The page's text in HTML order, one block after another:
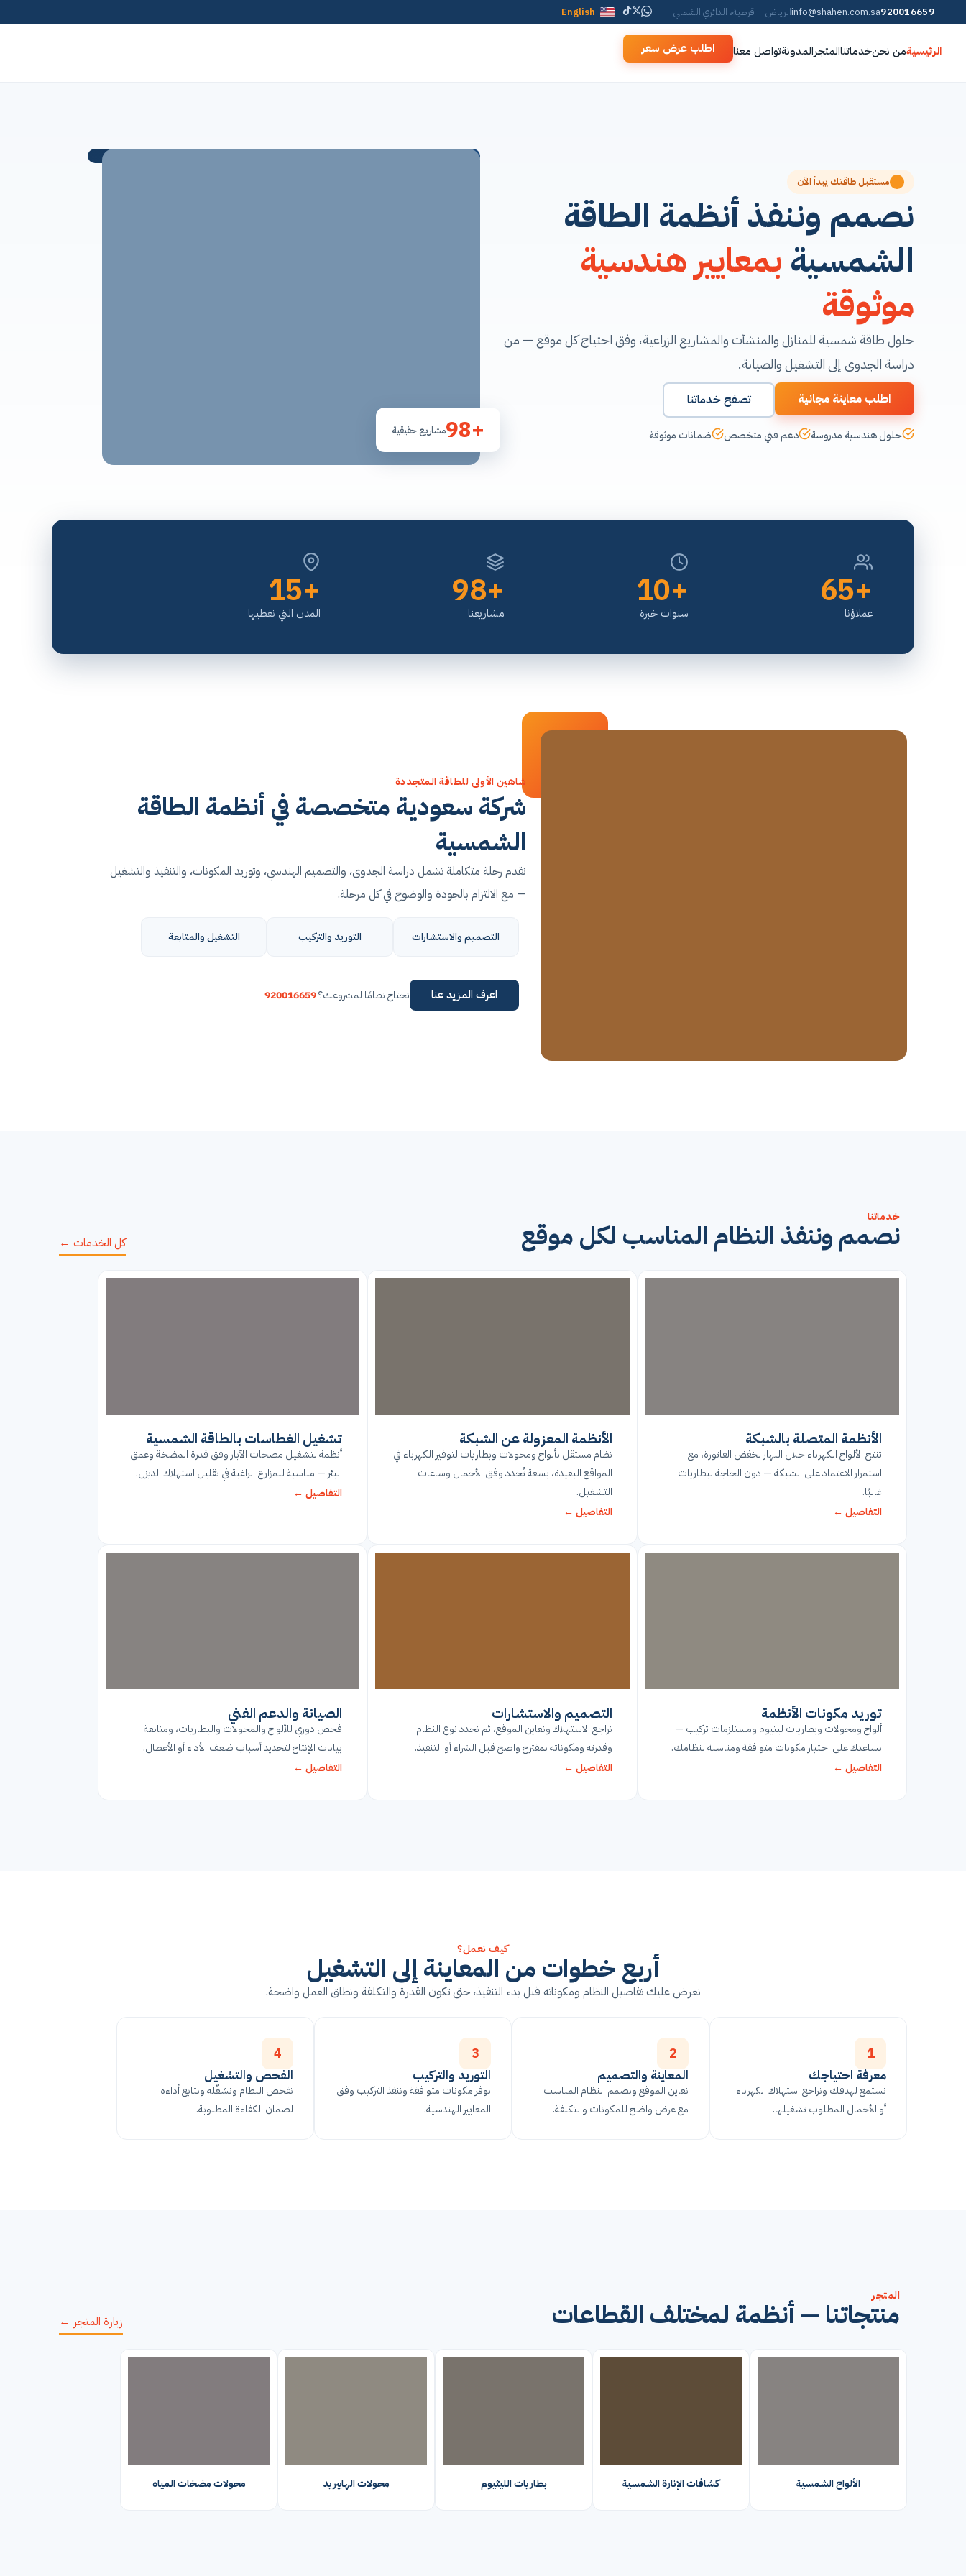
920016659
info@shahen.com.saالرياض – قرطبة، الدائري الشمالي English
الرئيسيةمن نحنخدماتناالمتجرالمدونةتواصل معنا اطلب عرض سعر
مستقبل طاقتك يبدأ الآن
نصمم وننفذ أنظمة الطاقة
الشمسية بمعايير هندسية
موثوقة
حلول طاقة شمسية للمنازل والمنشآت والمشاريع الزراعية، وفق احتياج كل موقع — من
دراسة الجدوى إلى التشغيل والصيانة.
اطلب معاينة مجانية تصفح خدماتنا
حلول هندسية مدروسة دعم فني متخصص ضمانات موثوقة +98 مشاريع حقيقية
+65
عملاؤنا
+10
سنوات خبرة
+98
مشاريعنا
+15
المدن التي نغطيها
شاهين الأولى للطاقة المتجددة
شركة سعودية متخصصة في أنظمة الطاقة
الشمسية
نقدم رحلة متكاملة تشمل دراسة الجدوى، والتصميم الهندسي، وتوريد المكونات، والتنفيذ والتشغيل
— مع الالتزام بالجودة والوضوح في كل مرحلة.
التصميم والاستشارات التوريد والتركيب التشغيل والمتابعة
اعرف المزيد عنا تحتاج نظامًا لمشروعك؟920016659
خدماتنا
نصمم وننفذ النظام المناسب لكل موقع كل الخدمات ←
الأنظمة المتصلة بالشبكة
تنتج الألواح الكهرباء خلال النهار لخفض الفاتورة، مع
استمرار الاعتماد على الشبكة — دون الحاجة لبطاريات
غالبًا.
التفاصيل ←
الأنظمة المعزولة عن الشبكة
نظام مستقل بألواح ومحولات وبطاريات لتوفير الكهرباء في
المواقع البعيدة، بسعة تُحدد وفق الأحمال وساعات
التشغيل.
التفاصيل ←
تشغيل الغطاسات بالطاقة الشمسية
أنظمة لتشغيل مضخات الآبار وفق قدرة المضخة وعمق
البئر — مناسبة للمزارع الراغبة في تقليل استهلاك الديزل.
التفاصيل ←
توريد مكونات الأنظمة
ألواح ومحولات وبطاريات ليثيوم ومستلزمات تركيب —
نساعدك على اختيار مكونات متوافقة ومناسبة لنظامك.
التفاصيل ←
التصميم والاستشارات
نراجع الاستهلاك ونعاين الموقع، ثم نحدد نوع النظام
وقدرته ومكوناته بمقترح واضح قبل الشراء أو التنفيذ.
التفاصيل ←
الصيانة والدعم الفني
فحص دوري للألواح والمحولات والبطاريات، ومتابعة
بيانات الإنتاج لتحديد أسباب ضعف الأداء أو الأعطال.
التفاصيل ←
كيف نعمل؟
أربع خطوات من المعاينة إلى التشغيل
نعرض عليك تفاصيل النظام ومكوناته قبل بدء التنفيذ، حتى تكون القدرة والتكلفة ونطاق العمل واضحة.
1
معرفة احتياجك
نستمع لهدفك ونراجع استهلاك الكهرباء
أو الأحمال المطلوب تشغيلها.
2
المعاينة والتصميم
نعاين الموقع ونصمم النظام المناسب
مع عرض واضح للمكونات والتكلفة.
3
التوريد والتركيب
نوفر مكونات متوافقة وننفذ التركيب وفق
المعايير الهندسية.
4
الفحص والتشغيل
نفحص النظام ونشغّله ونتابع أداءه
لضمان الكفاءة المطلوبة.
المتجر
منتجاتنا — أنظمة لمختلف القطاعات زيارة المتجر ←
الألواح الشمسية كشافات الإنارة الشمسية بطاريات الليثيوم محولات الهايبريد محولات مضخات المياه